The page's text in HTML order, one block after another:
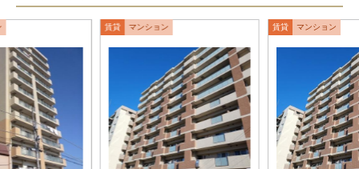
賃貸 マンション 賃貸 マンション